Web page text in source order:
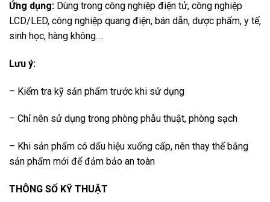
Ứng dụng: Dùng trong công nghiệp điện tử, công nghiệp
LCD/LED, công nghiệp quang điện, bán dẫn, dược phẩm, y tế,
sinh học, hàng không….
Lưu ý:
– Kiểm tra kỹ sản phẩm trước khi sử dụng
– Chỉ nên sử dụng trong phòng phẫu thuật, phòng sạch
– Khi sản phẩm có dấu hiệu xuống cấp, nên thay thế bằng
sản phẩm mới để đảm bảo an toàn
THÔNG SỐ KỸ THUẬT